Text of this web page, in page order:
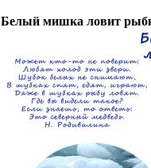
Белый мишка ловит